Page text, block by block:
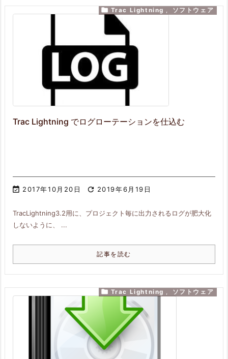
Trac Lightning でログローテーションを仕込む
 2017年10月20日  2019年6月19日
 Trac Lightning , ソフトウェア
TracLightning3.2用に、プロジェクト毎に出力されるログが肥大化
しないように、 ...
記事を読む
 Trac Lightning , ソフトウェア